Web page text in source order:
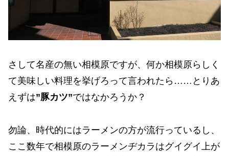
さして名産の無い相模原ですが、何か相模原らしく
て美味しい料理を挙げろって言われたら……とりあ
えずは”豚カツ”ではなかろうか？
勿論、時代的にはラーメンの方が流行っているし、
ここ数年で相模原のラーメンヂカラはグイグイ上が